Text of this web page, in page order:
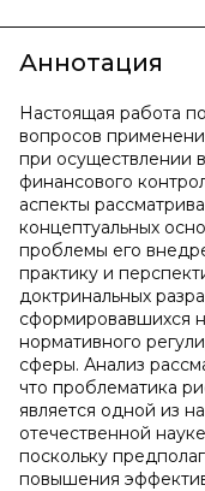
Аннотация
Настоящая работа
вопросов
при осуществлении
финансового
аспекты
концептуальных
проблемы его
практику и
доктринальных
сформировавшихся
нормативного
сферы. Анализ
что проблематика
является одной из
отечественной
поскольку
повышения